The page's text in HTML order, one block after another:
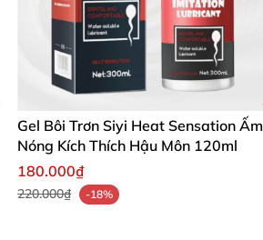
Gel Bôi Trơn Siyi Heat Sensation Ấm
Nóng Kích Thích Hậu Môn 120ml
180.000₫
220.000₫ -18%